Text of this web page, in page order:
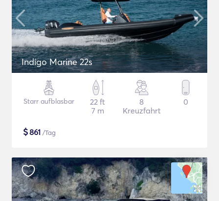
Indigo Marine 22s
Starr aufblasbar
22 ft
7 m
8
Kreuzfahrt
0
$861 /Tag